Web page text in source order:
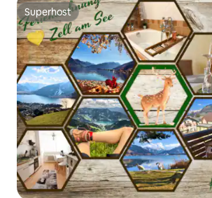
Superhost
Superhost